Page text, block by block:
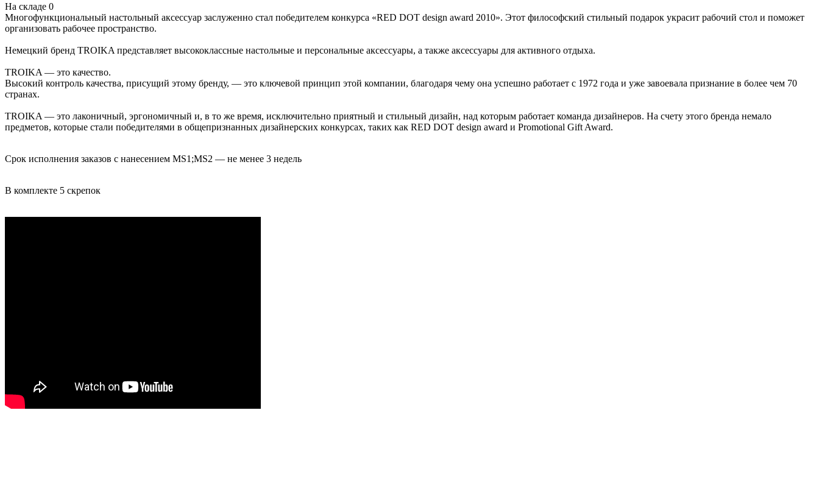
На складе 0
Многофункциональный настольный аксессуар заслуженно стал победителем конкурса «RED DOT design award 2010». Этот философский стильный подарок украсит рабочий стол и поможет
организовать рабочее пространство.
Немецкий бренд TROIKA представляет высококлассные настольные и персональные аксессуары, а также аксессуары для активного отдыха.
TROIKA — это качество.
Высокий контроль качества, присущий этому бренду, — это ключевой принцип этой компании, благодаря чему она успешно работает с 1972 года и уже завоевала признание в более чем 70
странах.
TROIKA — это лаконичный, эргономичный и, в то же время, исключительно приятный и стильный дизайн, над которым работает команда дизайнеров. На счету этого бренда немало
предметов, которые стали победителями в общепризнанных дизайнерских конкурсах, таких как RED DOT design award и Promotional Gift Award.
Срок исполнения заказов с нанесением MS1;MS2 — не менее 3 недель
В комплекте 5 скрепок